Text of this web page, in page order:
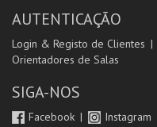
AUTENTICAÇÃO
Login & Registo de Clientes
Orientadores de Salas
SIGA-NOS
Facebook Instagram